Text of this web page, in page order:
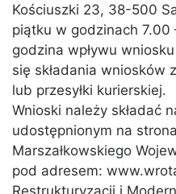
Kościuszki 23, 38-500
piątku w godzinach 7.00
godzina wpływu
się składania wniosków
lub przesyłki kurierskiej.
Wnioski należy składać
udostępnionym na
Marszałkowskiego
pod adresem: